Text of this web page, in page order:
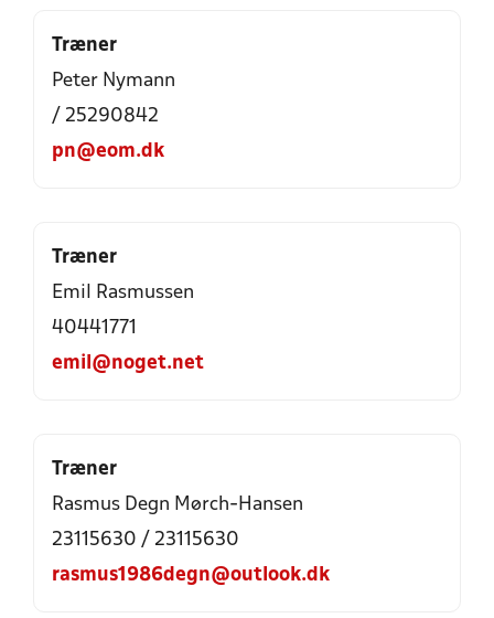
Træner
Peter Nymann
/ 25290842
pn@eom.dk
Træner
Emil Rasmussen
40441771
emil@noget.net
Træner
Rasmus Degn Mørch-Hansen
23115630 / 23115630
rasmus1986degn@outlook.dk